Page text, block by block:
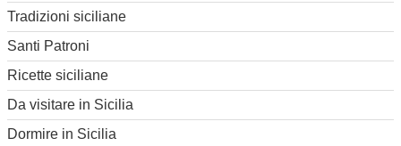
Tradizioni siciliane
Santi Patroni
Ricette siciliane
Da visitare in Sicilia
Dormire in Sicilia